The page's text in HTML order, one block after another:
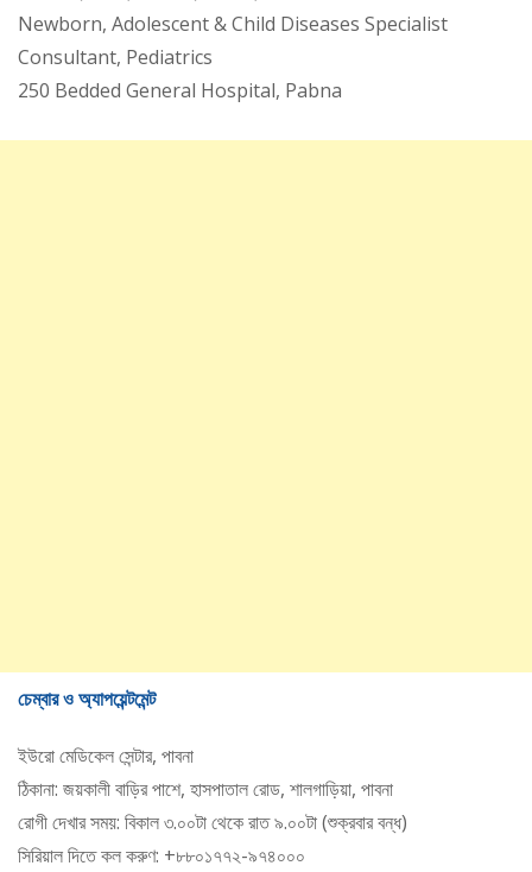
Newborn, Adolescent & Child Diseases Specialist
Consultant, Pediatrics
250 Bedded General Hospital, Pabna
চেম্বার ও অ্যাপয়েন্টমেন্ট
ইউরো মেডিকেল সেন্টার, পাবনা
ঠিকানা: জয়কালী বাড়ির পাশে, হাসপাতাল রোড, শালগাড়িয়া, পাবনা
রোগী দেখার সময়: বিকাল ৩.০০টা থেকে রাত ৯.০০টা (শুক্রবার বন্ধ)
সিরিয়াল দিতে কল করুণ: +৮৮০১৭৭২-৯৭৪০০০